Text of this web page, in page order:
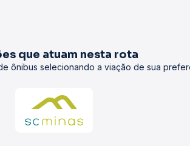
que atuam nesta rota
ônibus selecionando a viação de sua